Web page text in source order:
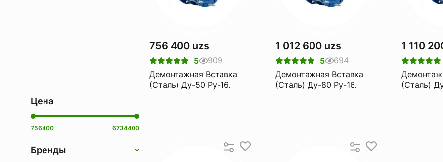
Цена
756400 6734400
Бренды
756 400 uzs
5
909
Демонтажная Вставка
(Сталь) Ду-50 Pу-16.
1 012 600 uzs
5
694
Демонтажная Вставка
(Сталь) Ду-80 Pу-16.
1 110
(Сталь)